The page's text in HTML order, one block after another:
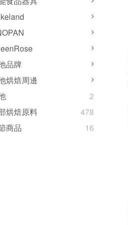
品牌
烘焙周邊
2
烘焙原料
478
商品
16